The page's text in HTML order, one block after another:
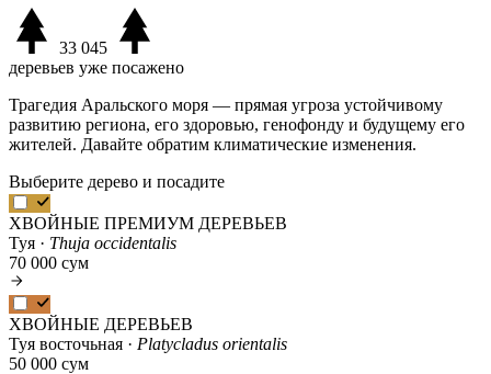
33 045
деревьев уже посажено
Трагедия Аральского моря — прямая угроза устойчивому
развитию региона, его здоровью, генофонду и будущему его
жителей. Давайте обратим климатические изменения.
Выберите дерево и посадите
ХВОЙНЫЕ ПРЕМИУМ ДЕРЕВЬЕВ
Туя · Thuja occidentalis
70 000 сум
ХВОЙНЫЕ ДЕРЕВЬЕВ
Туя восточьная · Platycladus orientalis
50 000 сум